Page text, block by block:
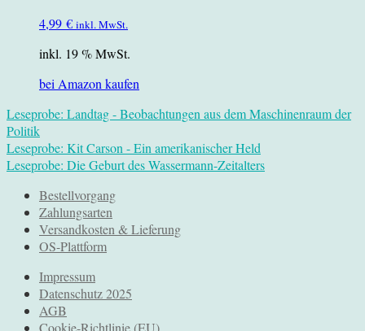
4,99 € inkl. MwSt.
inkl. 19 % MwSt.
bei Amazon kaufen
Leseprobe: Landtag - Beobachtungen aus dem Maschinenraum der
Politik
Leseprobe: Kit Carson - Ein amerikanischer Held
Leseprobe: Die Geburt des Wassermann-Zeitalters
Bestellvorgang
Zahlungsarten
Versandkosten & Lieferung
OS-Plattform
Impressum
Datenschutz 2025
AGB
Cookie-Richtlinie (EU)